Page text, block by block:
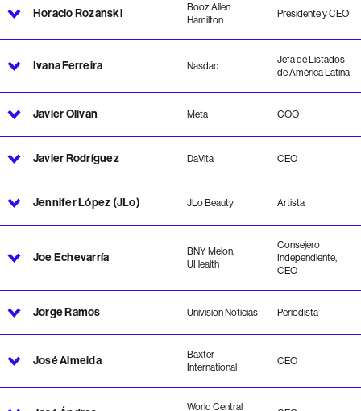
Horacio Rozanski
Booz Allen
Hamilton
Presidente y CEO
Ivana Ferreira Nasdaq
Jefa de Listados
de América Latina
Javier Olivan Meta COO
Javier Rodríguez DaVita CEO
Jennifer López (JLo) JLo Beauty Artista
Joe Echevarría
BNY Melon,
UHealth
Consejero
Independiente,
CEO
Jorge Ramos Univision Noticias Periodista
José Almeida
Baxter
International
CEO
World Central